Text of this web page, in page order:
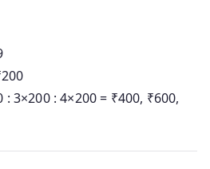
3×200 : 4×200 = ₹400, ₹600,